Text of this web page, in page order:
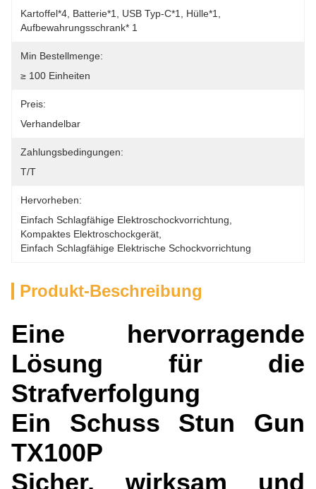
Kartoffel*4, Batterie*1, USB Typ-C*1, Hülle*1,
Aufbewahrungsschrank* 1
Min Bestellmenge:
≥ 100 Einheiten
Preis:
Verhandelbar
Zahlungsbedingungen:
T/T
Hervorheben:
Einfach Schlagfähige Elektroschockvorrichtung
Kompaktes Elektroschockgerät
Einfach Schlagfähige Elektrische Schockvorrichtung
Produkt-Beschreibung
Eine hervorragende
Lösung für die
Strafverfolgung
Ein Schuss Stun Gun
TX100P
Sicher, wirksam und